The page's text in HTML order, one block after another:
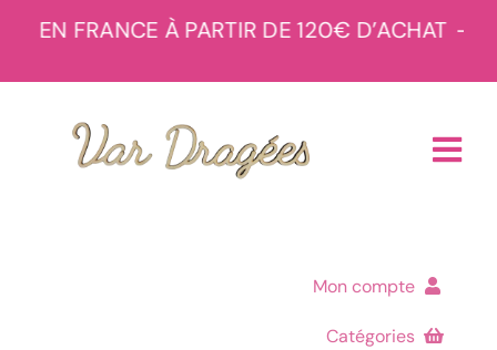
Passer
contenu
FRANCE À PARTIR DE 120€ D’ACHAT –
Mon compte
Catégories